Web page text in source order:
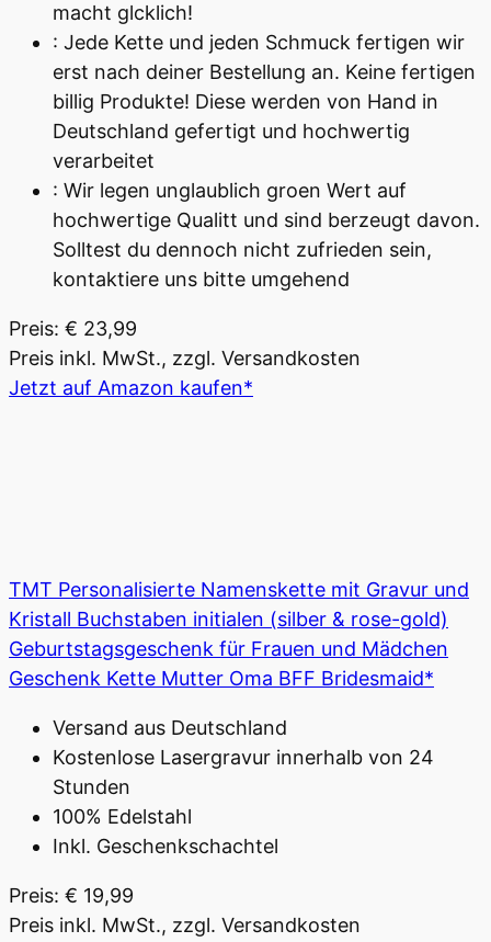
macht glcklich!
: Jede Kette und jeden Schmuck fertigen wir
erst nach deiner Bestellung an. Keine fertigen
billig Produkte! Diese werden von Hand in
Deutschland gefertigt und hochwertig
verarbeitet
: Wir legen unglaublich groen Wert auf
hochwertige Qualitt und sind berzeugt davon.
Solltest du dennoch nicht zufrieden sein,
kontaktiere uns bitte umgehend
Preis: € 23,99
Preis inkl. MwSt., zzgl. Versandkosten
Jetzt auf Amazon kaufen*
TMT Personalisierte Namenskette mit Gravur und
Kristall Buchstaben initialen (silber & rose-gold)
Geburtstagsgeschenk für Frauen und Mädchen
Geschenk Kette Mutter Oma BFF Bridesmaid*
Versand aus Deutschland
Kostenlose Lasergravur innerhalb von 24
Stunden
100% Edelstahl
Inkl. Geschenkschachtel
Preis: € 19,99
Preis inkl. MwSt., zzgl. Versandkosten